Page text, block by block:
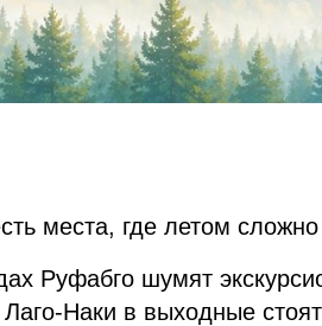
места, где летом
Руфабго шумят
Наки в выходные